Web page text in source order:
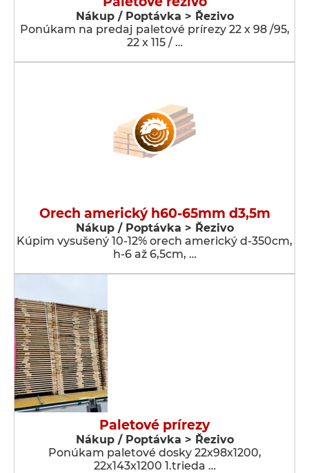
Nákup / Poptávka > Řezivo
Ponúkam na predaj paletové prírezy 22 x 98 /95,
22 x 115 / …
Orech americký h60-65mm d3,5m
Nákup / Poptávka > Řezivo
Kúpim vysušený 10-12% orech americký d-350cm,
h-6 až 6,5cm, …
Paletové prírezy
Nákup / Poptávka > Řezivo
Ponúkam paletové dosky 22x98x1200,
22x143x1200 1.trieda …